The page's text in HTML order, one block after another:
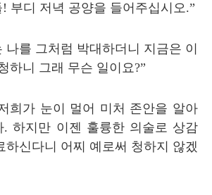
! 부디 저녁 공양을 들어주십시오.”
나를 그처럼 박대하더니 지금은 이
하니 그래 무슨 일이요?”
희가 눈이 멀어 미처 존안을 알아
.하지만 이젠 훌륭한 의술로 상감
하신다니 어찌 예로써 청하지 않겠